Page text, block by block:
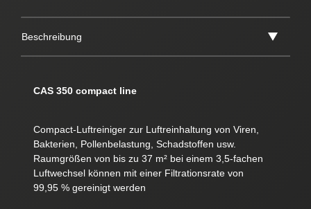
Beschreibung
CAS 350 compact line
Compact-Luftreiniger zur Luftreinhaltung von Viren,
Bakterien, Pollenbelastung, Schadstoffen usw.
Raumgrößen von bis zu 37 m² bei einem 3,5-fachen
Luftwechsel können mit einer Filtrationsrate von
99,95 % gereinigt werden